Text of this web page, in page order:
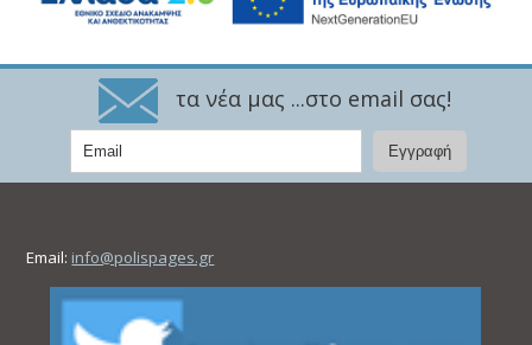
τα νέα μας ...στο email σας!
Email: info@polispages.gr